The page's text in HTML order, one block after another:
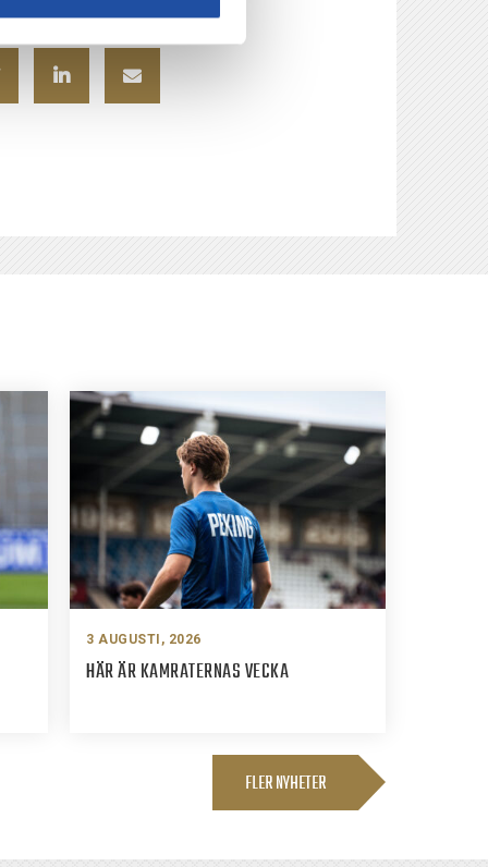
3 AUGUSTI, 2026
HÄR ÄR KAMRATERNAS VECKA
FLER NYHETER